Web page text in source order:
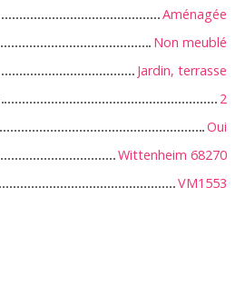
Aménagée
Non meublé
Jardin, terrasse
2
Oui
Wittenheim 68270
VM1553